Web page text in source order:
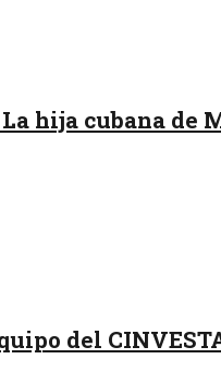
hija cubana de
del